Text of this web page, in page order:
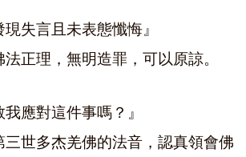
失言且未表態懺悔』
正理，無明造罪，可以原諒。
應對這件事嗎？』
三世多杰羌佛的法音，認真領會佛